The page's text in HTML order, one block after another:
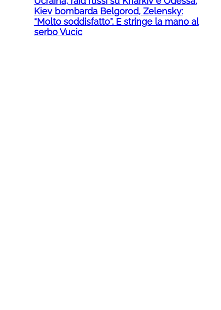
Kiev bombarda Belgorod, Zelensky:
“Molto soddisfatto”. E stringe la mano al
serbo Vucic